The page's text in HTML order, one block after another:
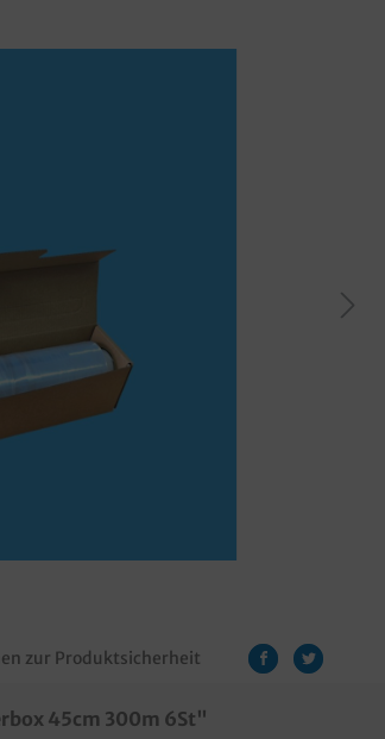
zur Produktsicherheit
45cm 300m 6St"